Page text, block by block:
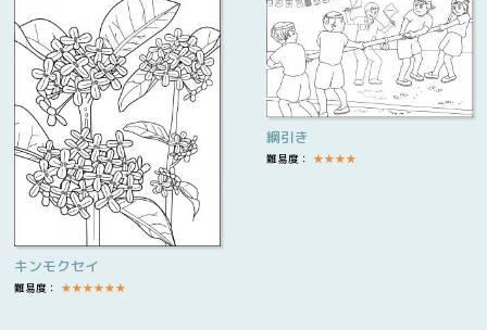
キンモクセイ
難易度： ★★★★★★
綱引き
難易度： ★★★★